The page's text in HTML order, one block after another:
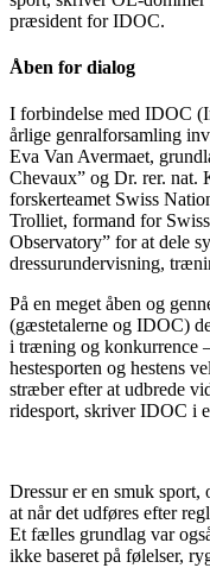
præsident for IDOC.
Åben for dialog
I forbindelse med IDOC
årlige genralforsamling
Eva Van Avermaet,
Chevaux” og Dr. rer. nat.
forskerteamet Swiss
Trolliet, formand for
Observatory” for at dele
dressurundervisning,
På en meget åben og
(gæstetalerne og IDOC)
i træning og konkurrence
hestesporten og hestens
stræber efter at udbrede
ridesport, skriver IDOC i
Dressur er en smuk sport,
at når det udføres efter
Et fælles grundlag var
ikke baseret på følelser,